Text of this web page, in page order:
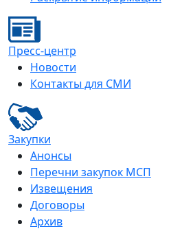
Пресс-центр
Новости
Контакты для СМИ
Закупки
Анонсы
Перечни закупок МСП
Извещения
Договоры
Архив